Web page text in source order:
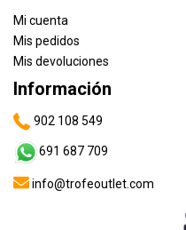
Mi cuenta
Mis pedidos
Mis devoluciones
Información
902 108 549
691 687 709
info@trofeoutlet.com